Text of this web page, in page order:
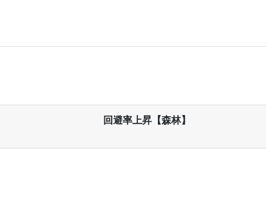
回避率上昇【森林】